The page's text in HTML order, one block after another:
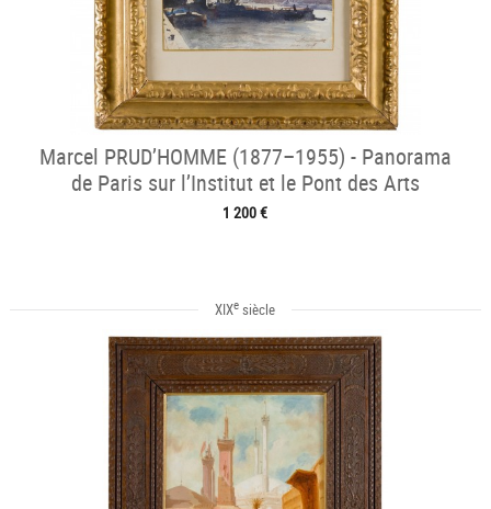
Marcel PRUD’HOMME (1877–1955) - Panorama
de Paris sur l’Institut et le Pont des Arts
1 200 €
XIXe siècle